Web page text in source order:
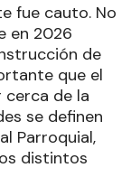
fue cauto. No
en 2026
de
que el
cerca de la
se definen
Parroquial,
distintos